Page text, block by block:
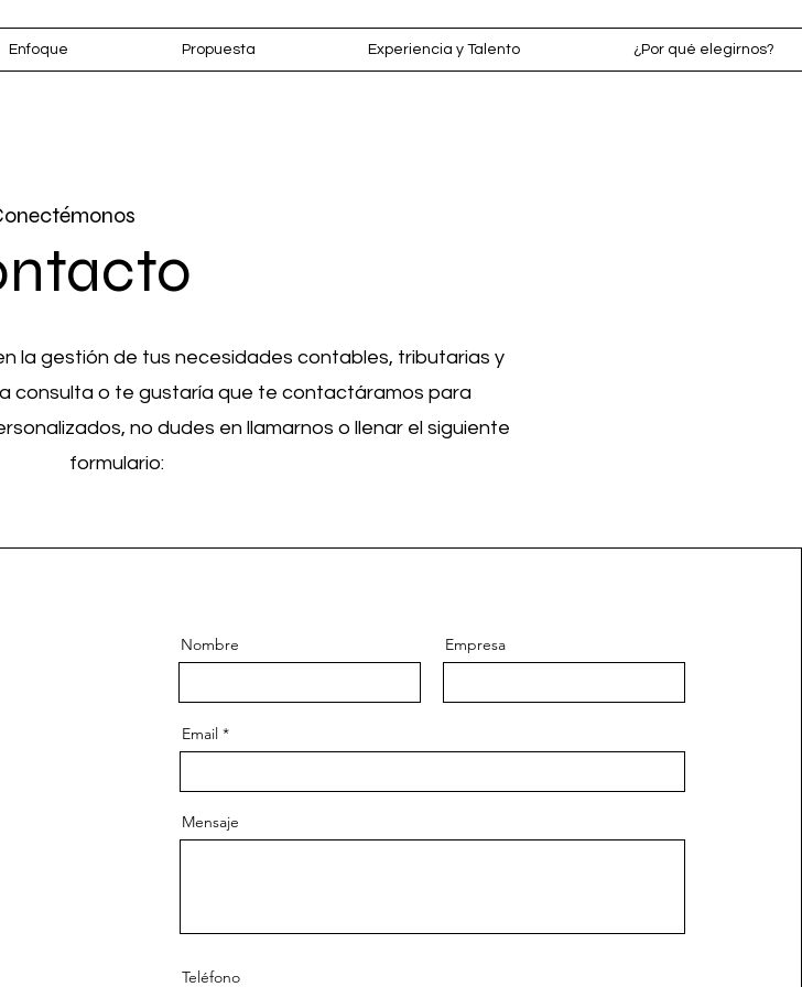
Enfoque Propuesta Experiencia y Talento ¿Por qué elegirnos?
la gestión de tus necesidades contables, tributarias y
consulta o te gustaría que te contactáramos para
no dudes en llamarnos o llenar el siguiente
formulario:
Nombre Empresa
Email
Mensaje
Teléfono